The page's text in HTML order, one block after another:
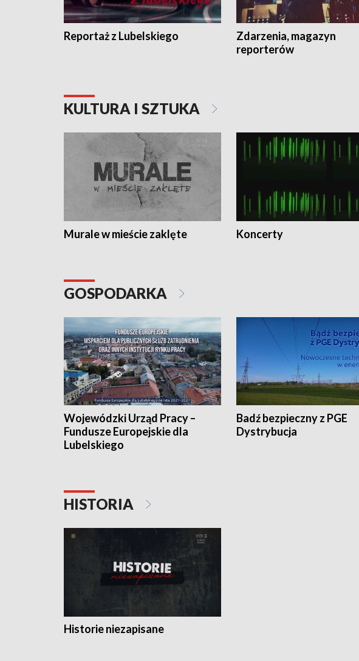
Reportaż z Lubelskiego
Zdarzenia, magazyn
reporterów
KULTURA I SZTUKA
Murale w mieście zaklęte Koncerty
GOSPODARKA
Wojewódzki Urząd Pracy –
Fundusze Europejskie dla
Lubelskiego
Badź bezpieczny z PGE
Dystrybucja
HISTORIA
Historie niezapisane